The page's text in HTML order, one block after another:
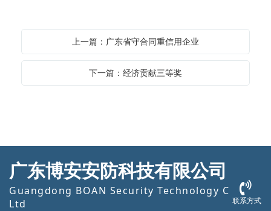
上一篇：广东省守合同重信用企业
下一篇：经济贡献三等奖
广东博安安防科技有限公司
Guangdong BOAN Security Technology Co.,
Ltd
联系方式